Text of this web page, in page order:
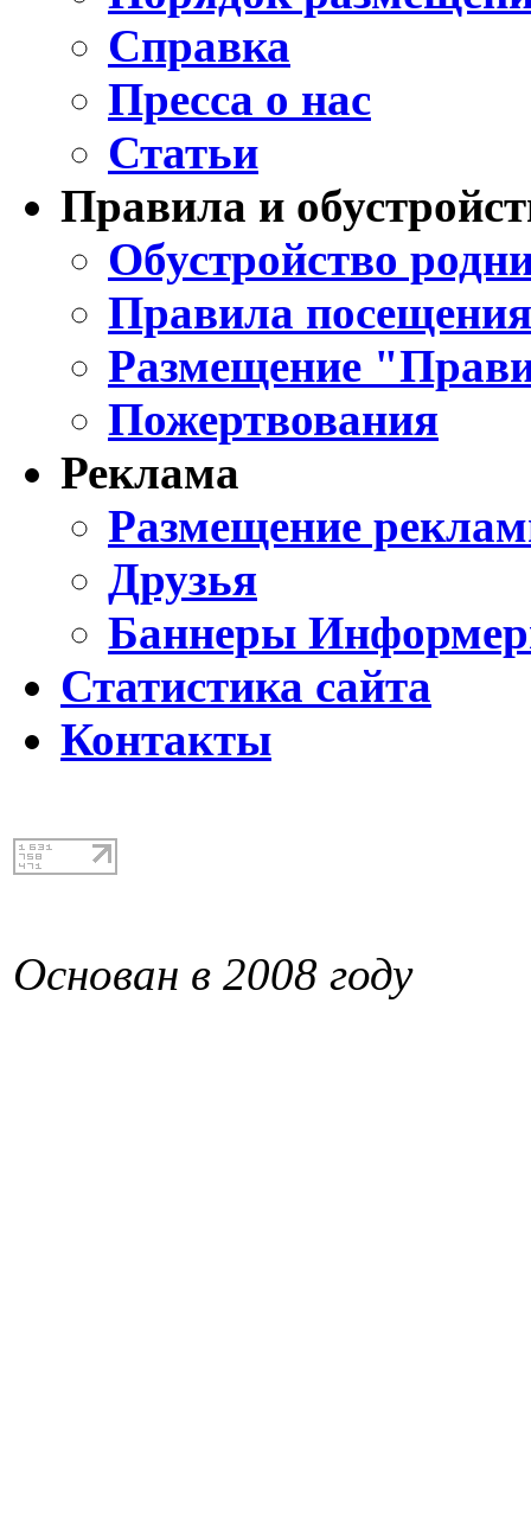
Справка
Пресса о нас
Статьи
Правила и
Обустройство
Правила
Размещение
Пожертвования
Реклама
Размещение
Друзья
Баннеры
Статистика сайта
Контакты
Основан в 2008 году